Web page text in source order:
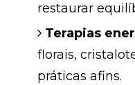
restaurar
Terapias
florais,
práticas afins.